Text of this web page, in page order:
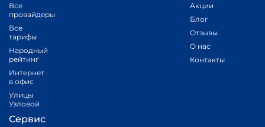
Все
провайдеры
Все
тарифы
Народный
рейтинг
Интернет
в офис
Улицы
Узловой
Акции
Блог
Отзывы
О нас
Контакты
Сервис